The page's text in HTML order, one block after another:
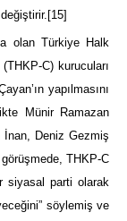
[15]
olan Türkiye Halk
C) kurucuları
yapılmasını
Münir Ramazan
Deniz Gezmiş
görüşmede, THKP-C
siyasal parti olarak
söylemiş ve